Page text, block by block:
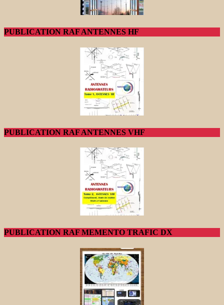
PUBLICATION RAF ANTENNES HF
PUBLICATION RAF ANTENNES VHF
PUBLICATION RAF MEMENTO TRAFIC DX